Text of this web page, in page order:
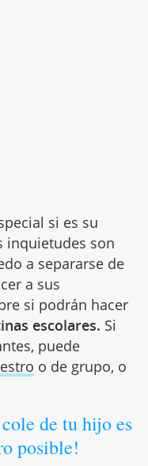
si es su
inquietudes son
a separarse de
a sus
si podrán hacer
escolares. Si
puede
o de grupo, o
de tu hijo es
posible!